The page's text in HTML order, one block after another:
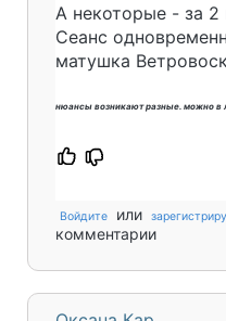
А некоторые - за 2
Сеанс
матушка
нюансы возникают разные. можно в
Войдите или
комментарии